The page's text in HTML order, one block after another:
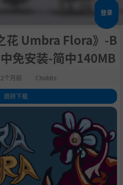
登录
花 Umbra Flora》-B
免安装-简中140MB
2个月前 Chobits
跳转下载